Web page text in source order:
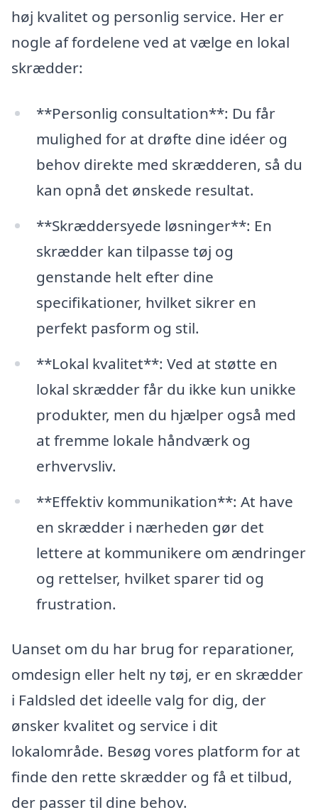
høj kvalitet og personlig service. Her er
nogle af fordelene ved at vælge en lokal
skrædder:
**Personlig consultation**: Du får
mulighed for at drøfte dine idéer og
behov direkte med skrædderen, så du
kan opnå det ønskede resultat.
**Skræddersyede løsninger**: En
skrædder kan tilpasse tøj og
genstande helt efter dine
specifikationer, hvilket sikrer en
perfekt pasform og stil.
**Lokal kvalitet**: Ved at støtte en
lokal skrædder får du ikke kun unikke
produkter, men du hjælper også med
at fremme lokale håndværk og
erhvervsliv.
**Effektiv kommunikation**: At have
en skrædder i nærheden gør det
lettere at kommunikere om ændringer
og rettelser, hvilket sparer tid og
frustration.
Uanset om du har brug for reparationer,
omdesign eller helt ny tøj, er en skrædder
i Faldsled det ideelle valg for dig, der
ønsker kvalitet og service i dit
lokalområde. Besøg vores platform for at
finde den rette skrædder og få et tilbud,
der passer til dine behov.